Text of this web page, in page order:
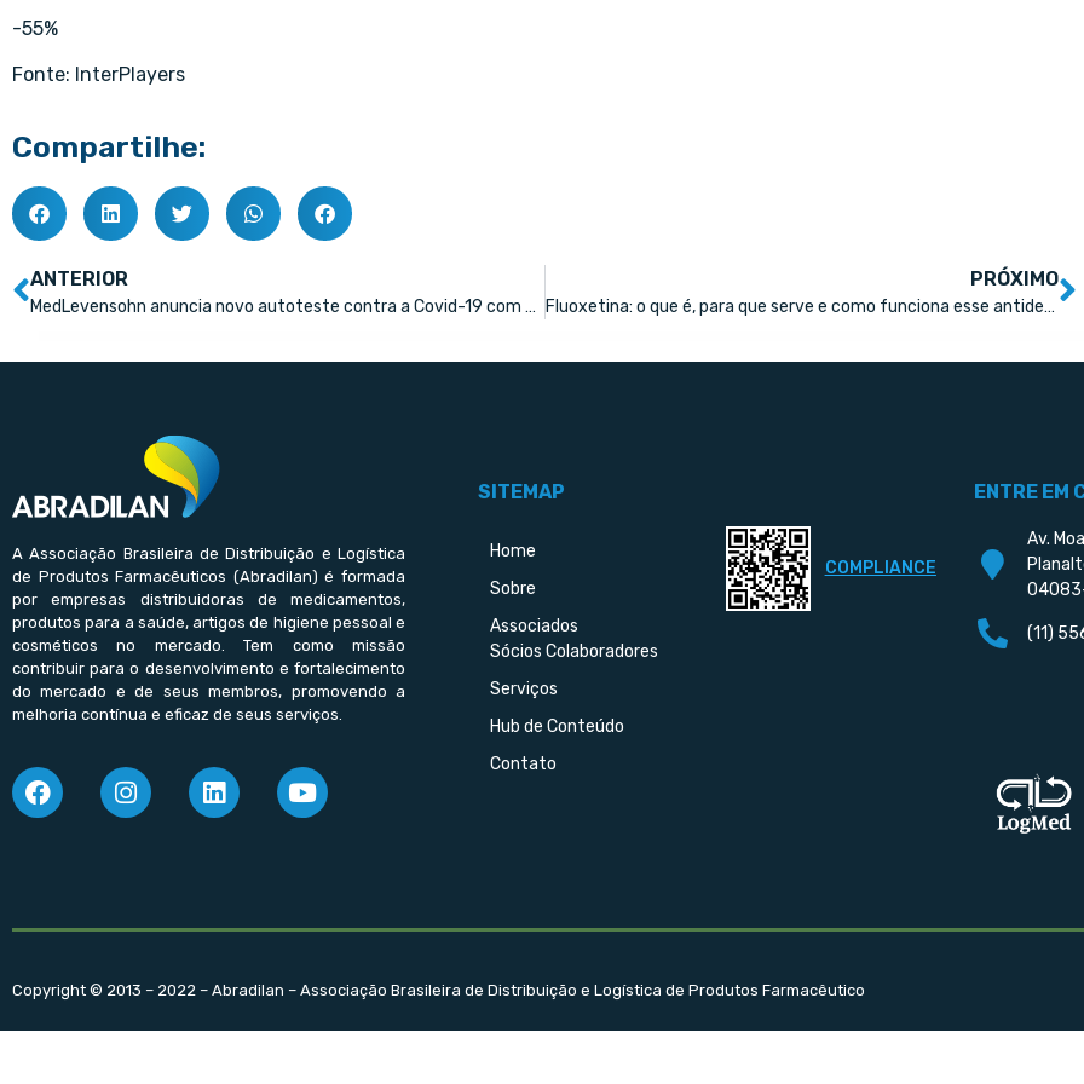
-55%
Fonte: InterPlayers
Compartilhe:
ANTERIOR
MedLevensohn anuncia novo autoteste contra a Covid-19 com precisão de 97,5%
PRÓXIMO
Fluoxetina: o que é, para que serve e como funciona esse antidepressivo
A Associação Brasileira de Distribuição e Logística
de Produtos Farmacêuticos (Abradilan) é formada
por empresas distribuidoras de medicamentos,
produtos para a saúde, artigos de higiene pessoal e
cosméticos no mercado. Tem como missão
contribuir para o desenvolvimento e fortalecimento
do mercado e de seus membros, promovendo a
melhoria contínua e eficaz de seus serviços.
SITEMAP
Home
Sobre
Associados
Sócios Colaboradores
Serviços
Hub de Conteúdo
Contato
COMPLIANCE
ENTRE EM
Av.
(11)
Copyright © 2013 – 2022 – Abradilan – Associação Brasileira de Distribuição e Logística de Produtos Farmacêutico